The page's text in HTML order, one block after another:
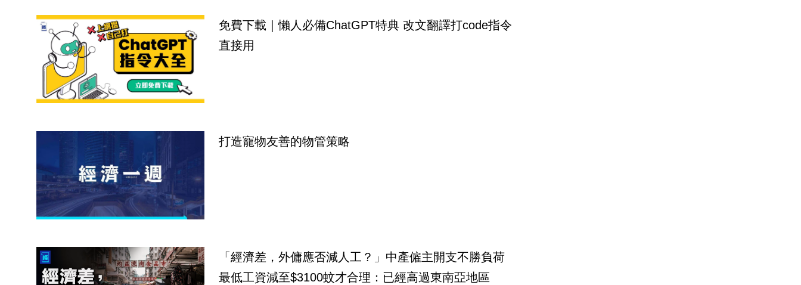
免費下載｜懶人必備ChatGPT特典 改文翻譯打code指令
直接用
打造寵物友善的物管策略
「經濟差，外傭應否減人工？」中產僱主開支不勝負荷
最低工資減至$3100蚊才合理：已經高過東南亞地區